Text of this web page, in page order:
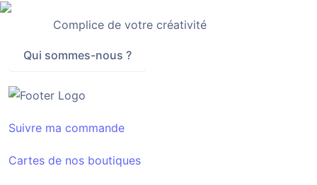
Complice de votre créativité
Qui sommes-nous ?
Suivre ma commande
Cartes de nos boutiques